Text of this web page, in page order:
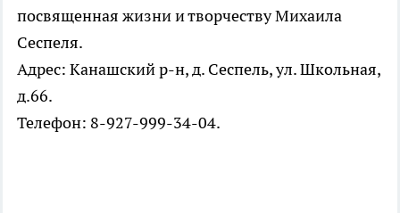
посвященная жизни и творчеству Михаила
Сеспеля.
Адрес: Канашский р-н, д. Сеспель, ул. Школьная,
д.66.
Телефон: 8-927-999-34-04.